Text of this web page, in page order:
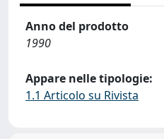
Anno del prodotto
1990
Appare nelle tipologie:
1.1 Articolo su Rivista